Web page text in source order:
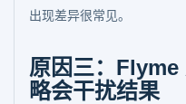
出现差异很常见。
原因三：Flyme
略会干扰结果